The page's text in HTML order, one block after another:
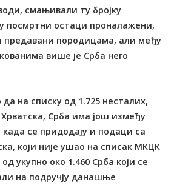
смањивали ту бројку
посмртни остаци проналажени,
предавани породицама, али међу
више је Срба него
на списку од 1.725 несталих,
Срба има још између
када се придодају и подаци са
који није ушао на списак МКЦК
укупно око 1.460 Срба који се
на подручју данашње